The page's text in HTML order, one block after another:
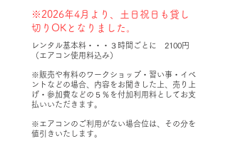
※2026年4月より、土日祝日も貸し
切りOKとなりました。
レンタル基本料・・・３時間ごとに 2100円
（エアコン使用料込み）
※販売や有料のワークショップ・習い事・イベ
ントなどの場合、内容をお聞きした上、売り上
げ・参加費などの５％を付加利用料としてお支
払いいただきます。
​※エアコンのご利用がない場合位は、その分を
値引きいたします。